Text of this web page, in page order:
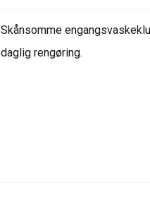
Skånsomme
daglig rengøring.